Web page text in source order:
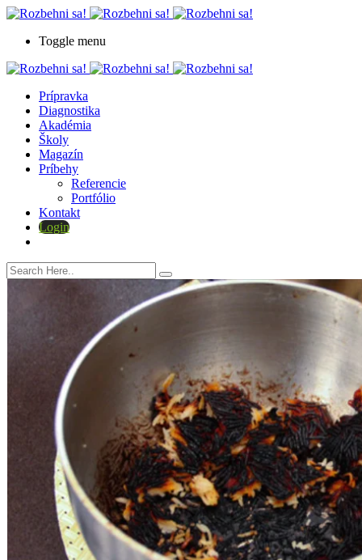
Toggle menu
Prípravka
Diagnostika
Akadémia
Školy
Magazín
Príbehy
Referencie
Portfólio
Kontakt
Login